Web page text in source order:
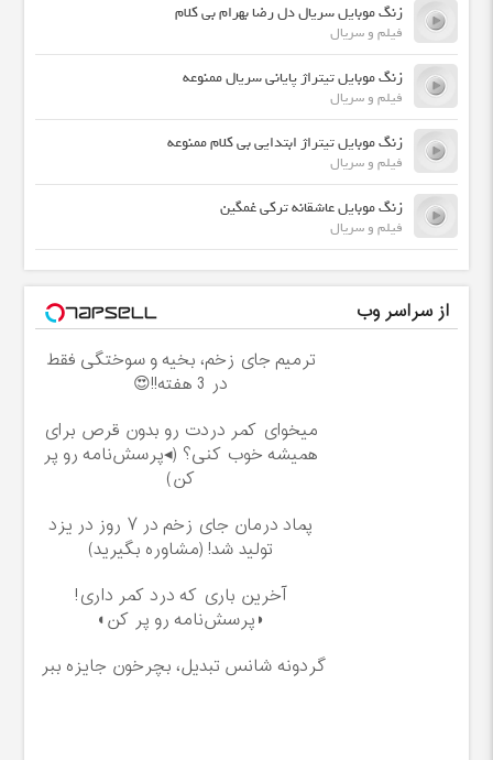
زنگ موبایل سریال دل رضا بهرام بی کلام
فیلم و سریال
زنگ موبایل تیتراژ پایانی سریال ممنوعه
فیلم و سریال
زنگ موبایل تیتراژ ابتدایی بی کلام ممنوعه
فیلم و سریال
زنگ موبایل عاشقانه ترکی غمگین
فیلم و سریال
از سراسر وب
ترمیم جای زخم، بخیه و سوختگی فقط
در 3 هفته!!😍
میخوای کمر دردت رو بدون قرص برای
همیشه خوب کنی؟ (◂پرسش‌نامه رو پر
کن)
پماد درمان جای زخم در ۷ روز در یزد
تولید شد! (مشاوره بگیرید)
آخرین باری که درد کمر داری!
◗پرسش‌نامه رو پر کن◖
گردونه شانس تبدیل، بچرخون جایزه ببر